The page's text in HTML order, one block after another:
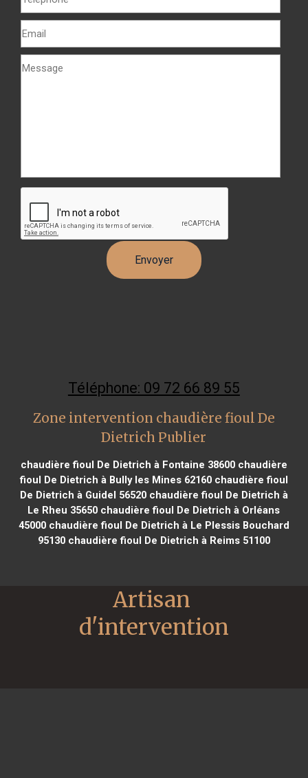
Téléphone: 09 72 66 89 55
Zone intervention chaudière fioul De
Dietrich Publier
chaudière fioul De Dietrich à Fontaine 38600chaudière
fioul De Dietrich à Bully les Mines 62160chaudière fioul
De Dietrich à Guidel 56520chaudière fioul De Dietrich à
Le Rheu 35650 chaudière fioul De Dietrich à Orléans
45000chaudière fioul De Dietrich à Le Plessis Bouchard
95130chaudière fioul De Dietrich à Reims 51100
Artisan
d'intervention